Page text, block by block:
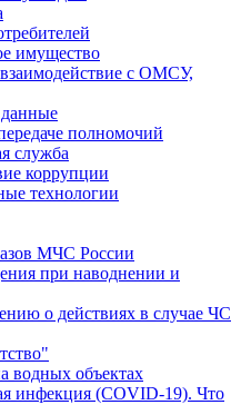
имущество
с ОМСУ,
полномочий
служба
коррупции
технологии
МЧС России
при наводнении и
о действиях в случае ЧС
водных объектах
инфекция (COVID-19). Что